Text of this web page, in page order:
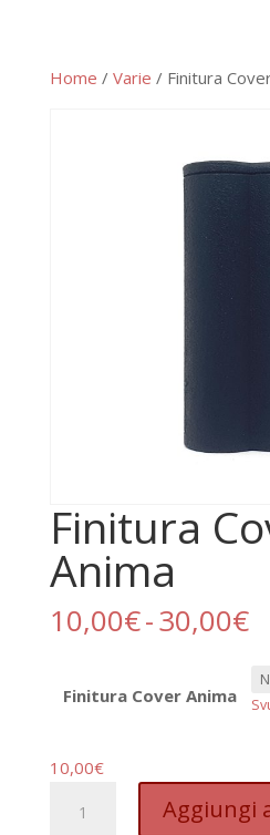
Home / Varie / Finitura
Finitura
Anima
10,00€-30,00€
Finitura Cover Anima
10,00€
Cover
Aggiungi